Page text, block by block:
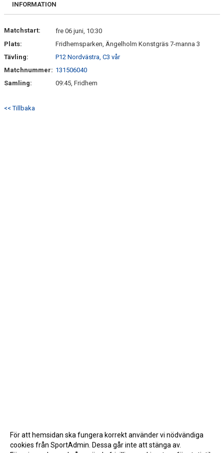
INFORMATION
Matchstart:
fre 06 juni, 10:30
Plats:
Fridhemsparken, Ängelholm Konstgräs 7-manna 3
Tävling:
P12 Nordvästra, C3 vår
Matchnummer: 131506040
Samling:
09:45, Fridhem
<< Tillbaka
För att hemsidan ska fungera korrekt använder vi nödvändiga
cookies från SportAdmin. Dessa går inte att stänga av.